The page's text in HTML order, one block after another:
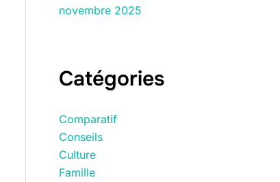
novembre 2025
Catégories
Comparatif
Conseils
Culture
Famille